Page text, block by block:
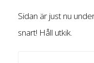
Sidan är just nu
snart! Håll utkik.